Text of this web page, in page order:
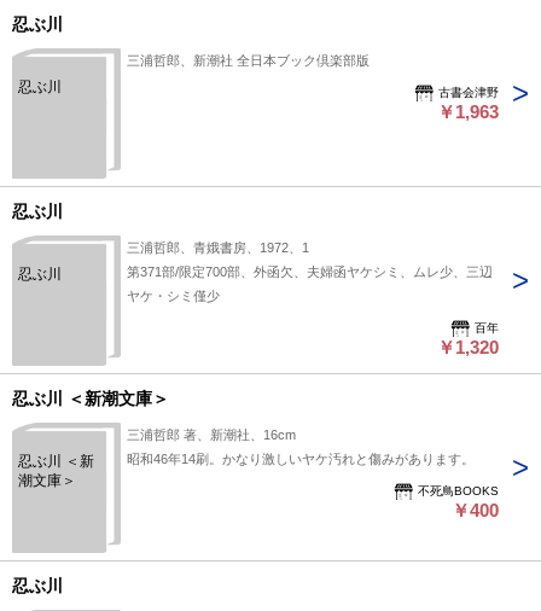
忍ぶ川
忍ぶ川
三浦哲郎、新潮社 全日本ブック倶楽部版
古書会津野
￥1,963
忍ぶ川
忍ぶ川
三浦哲郎、青娥書房、1972、1
第371部/限定700部、外函欠、夫婦函ヤケシミ、ムレ少、三辺
ヤケ・シミ僅少
百年
￥1,320
忍ぶ川 ＜新潮文庫＞
忍ぶ川 ＜新
潮文庫＞
三浦哲郎 著、新潮社、16cm
昭和46年14刷。かなり激しいヤケ汚れと傷みがあります。
不死鳥BOOKS
￥400
忍ぶ川